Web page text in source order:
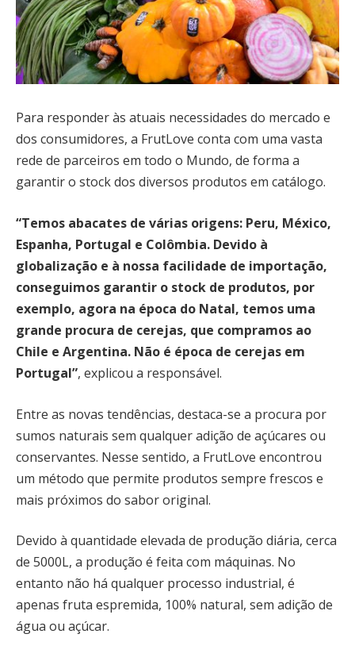
Para responder às atuais necessidades do mercado e
dos consumidores, a FrutLove conta com uma vasta
rede de parceiros em todo o Mundo, de forma a
garantir o stock dos diversos produtos em catálogo.
“Temos abacates de várias origens: Peru, México,
Espanha, Portugal e Colômbia. Devido à
globalização e à nossa facilidade de importação,
conseguimos garantir o stock de produtos, por
exemplo, agora na época do Natal, temos uma
grande procura de cerejas, que compramos ao
Chile e Argentina. Não é época de cerejas em
Portugal”, explicou a responsável.
Entre as novas tendências, destaca-se a procura por
sumos naturais sem qualquer adição de açúcares ou
conservantes. Nesse sentido, a FrutLove encontrou
um método que permite produtos sempre frescos e
mais próximos do sabor original.
Devido à quantidade elevada de produção diária, cerca
de 5000L, a produção é feita com máquinas. No
entanto não há qualquer processo industrial, é
apenas fruta espremida, 100% natural, sem adição de
água ou açúcar.